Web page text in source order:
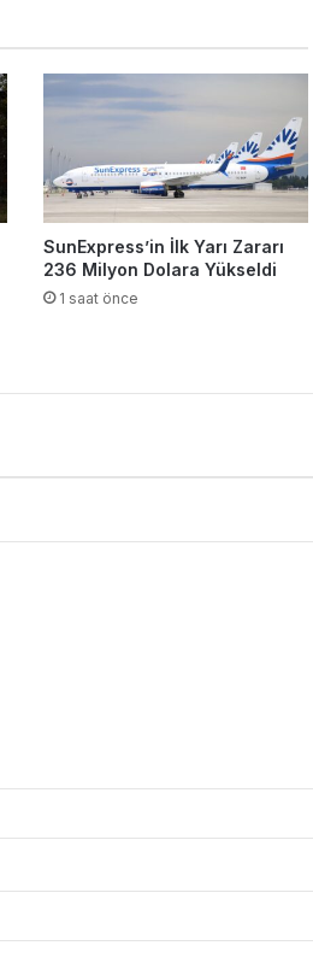
SunExpress’in İlk Yarı Zararı
236 Milyon Dolara Yükseldi
1 saat önce